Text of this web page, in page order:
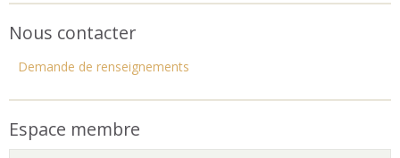
Nous contacter
Demande de renseignements
Espace membre